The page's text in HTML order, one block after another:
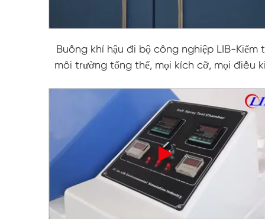
Buồng khí hậu đi bộ công nghiệp LIB-Kiểm
môi trường tổng thể, mọi kích cỡ, mọi điều